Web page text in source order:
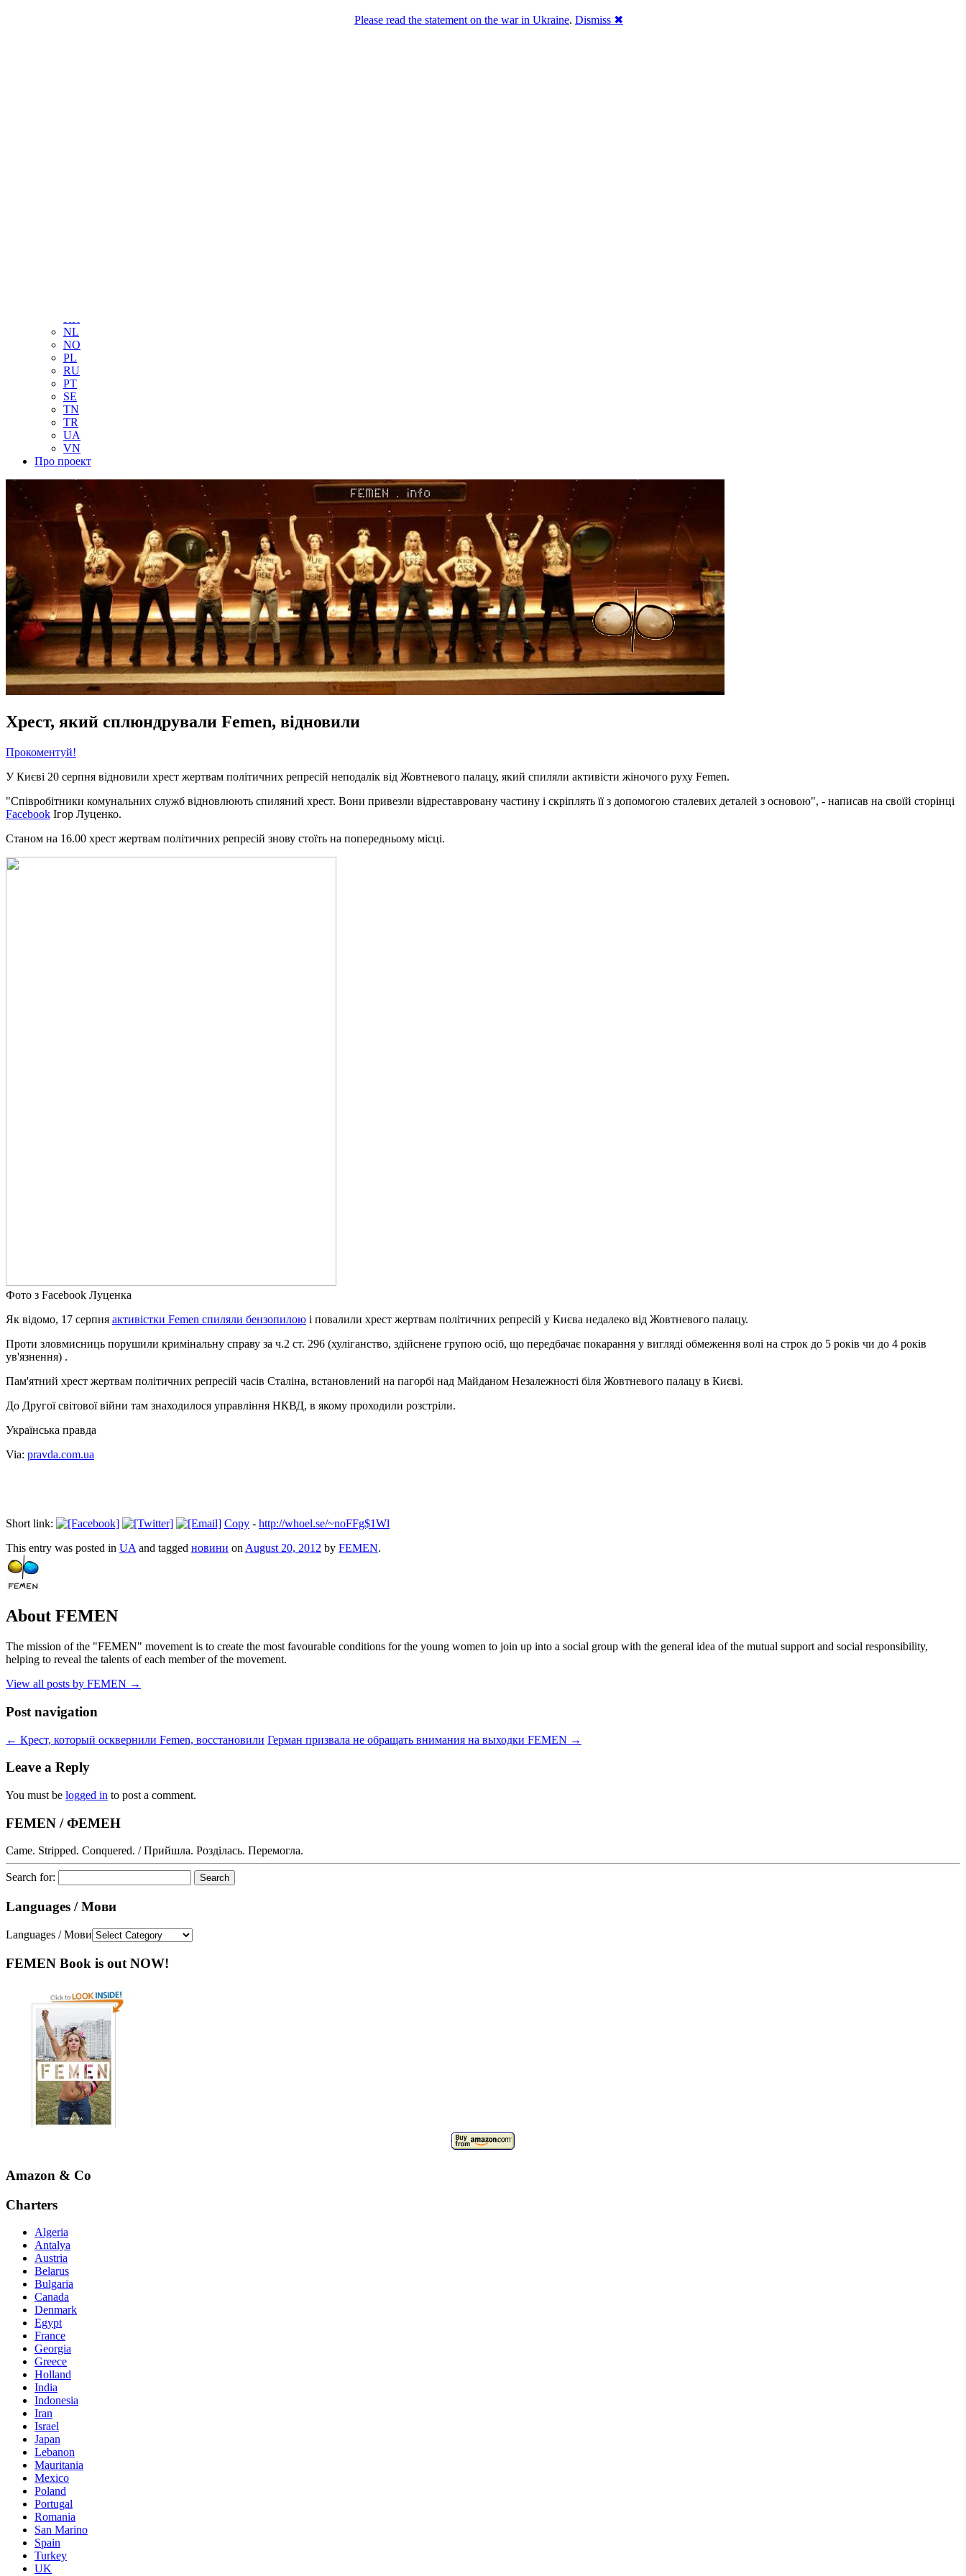
KR
NL
NO
PL
RU
PT
SE
TN
TR
UA
VN
Про проект
Хрест, який сплюндрували Femen, відновили
Прокоментуй!
У Києві 20 серпня відновили хрест жертвам політичних репресій неподалік від Жовтневого палацу, який спиляли активісти жіночого руху Femen.
"Співробітники комунальних служб відновлюють спиляний хрест. Вони привезли відреставровану частину і скріплять її з допомогою сталевих деталей з основою", - написав на своїй сторінці
Facebook Ігор Луценко.
Станом на 16.00 хрест жертвам політичних репресій знову стоїть на попередньому місці.
Фото з Facebook Луценка
Як відомо, 17 серпня активістки Femen спиляли бензопилою і повалили хрест жертвам політичних репресій у Києва недалеко від Жовтневого палацу.
Проти зловмисниць порушили кримінальну справу за ч.2 ст. 296 (хуліганство, здійснене групою осіб, що передбачає покарання у вигляді обмеження волі на строк до 5 років чи до 4 років
ув'язнення) .
Пам'ятний хрест жертвам політичних репресій часів Сталіна, встановлений на пагорбі над Майданом Незалежності біля Жовтневого палацу в Києві.
До Другої світової війни там знаходилося управління НКВД, в якому проходили розстріли.
Українська правда
Via: pravda.com.ua
Short link: Copy - http://whoel.se/~noFFg$1Wl
This entry was posted in UA and tagged новини on August 20, 2012 by FEMEN.
About FEMEN
The mission of the "FEMEN" movement is to create the most favourable conditions for the young women to join up into a social group with the general idea of the mutual support and social responsibility,
helping to reveal the talents of each member of the movement.
View all posts by FEMEN →
Post navigation
← Крест, который осквернили Femen, восстановили Герман призвала не обращать внимания на выходки FEMEN →
Leave a Reply
You must be logged in to post a comment.
FEMEN / ФЕМЕН
Came. Stripped. Conquered. / Прийшла. Розділась. Перемогла.
Search for:
Languages / Мови
Languages / Мови
FEMEN Book is out NOW!
Amazon & Co
Charters
Algeria
Antalya
Austria
Belarus
Bulgaria
Canada
Denmark
Egypt
France
Georgia
Greece
Holland
India
Indonesia
Iran
Israel
Japan
Lebanon
Mauritania
Mexico
Poland
Portugal
Romania
San Marino
Spain
Turkey
UK
Please read the statement on the war in Ukraine. Dismiss ✖